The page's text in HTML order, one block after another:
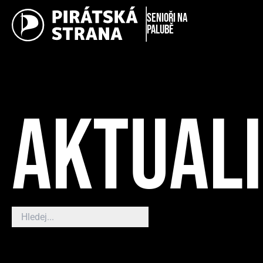
Senioři na
palubě